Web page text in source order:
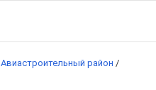
Авиастроительный район /